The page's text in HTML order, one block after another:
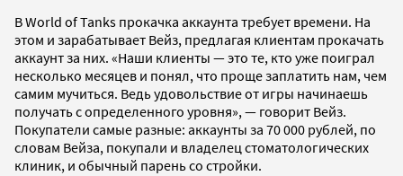
В World of Tanks прокачка аккаунта требует времени. На
этом и зарабатывает Вейз, предлагая клиентам прокачать
аккаунт за них. «Наши клиенты — это те, кто уже поиграл
несколько месяцев и понял, что проще заплатить нам, чем
самим мучиться. Ведь удовольствие от игры начинаешь
получать с определенного уровня», — говорит Вейз.
Покупатели самые разные: аккаунты за 70 000 рублей, по
словам Вейза, покупали и владелец стоматологических
клиник, и обычный парень со стройки.